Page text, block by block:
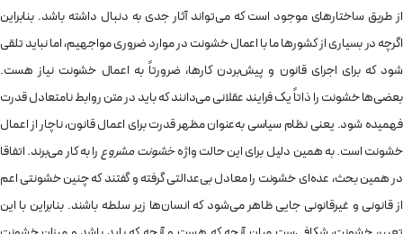
از طریق ساختارهای موجود است که می‌تواند آثار جدی به دنبال داشته باشد. بنابراین
اگرچه در بسیاری از کشورها ما با اعمال خشونت در موارد ضروری مواجهیم، اما نباید تلقی
شود که برای اجرای قانون و پیش‌بردن کارها، ضرورتاً به اعمال خشونت نیاز هست.
بعضی‌ها خشونت را ذاتاً یک فرایند عقلانی می‌دانند که باید در متن روابط نامتعادل قدرت
فهمیده شود. یعنی نظام سیاسی به‌عنوان مظهر قدرت برای اعمال قانون، ناچار از اعمال
خشونت است. به همین دلیل برای این حالت واژهخشونت مشروعرا به کار می‌برند. اتفاقا
در همین بحث، عده‌ای خشونت را معادل بی‌عدالتی گرفته و گفتند که چنین خشونتی اعم
از قانونی و غیرقانونی جایی ظاهر می‌شود که انسان‌ها زیر سلطه باشند. بنابراین با این